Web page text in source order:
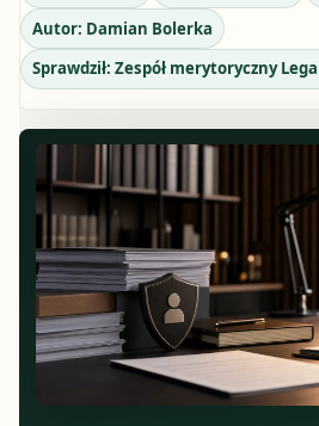
Autor: Damian Bolerka
Sprawdził: Zespół merytoryczny